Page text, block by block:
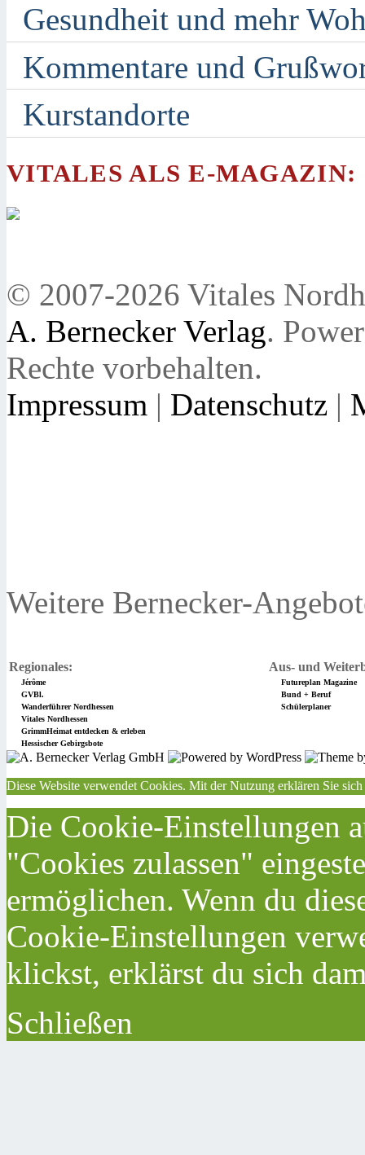
Gesundheit und mehr
Kommentare und
Kurstandorte
VITALES ALS E-MAGAZIN:
© 2007-2026 Vitales
A. Bernecker Verlag.
Rechte vorbehalten.
Impressum | Datenschutz |
Weitere Bernecker-
Regionales: Aus- und
Jérôme
Futureplan Magazine
GVBl.
Bund + Beruf
Wanderführer Nordhessen
Schülerplaner
Vitales Nordhessen
GrimmHeimat entdecken & erleben
Hessischer Gebirgsbote
Diese Website verwendet Cookies. Mit der Nutzung erklären Sie
Die Cookie-Einstellungen
"Cookies zulassen"
ermöglichen. Wenn du
Cookie-Einstellungen
klickst, erklärst du sich
Schließen